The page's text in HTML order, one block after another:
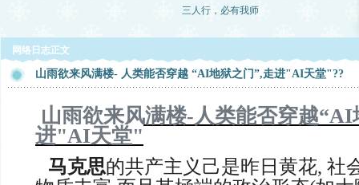
三人行，必有我师
网络日志正文
山雨欲来风满楼- 人类能否穿越 “AI地狱之门”,走进"AI天堂"??
山雨欲来风满楼-人类能否穿越“AI
进"AI天堂"
马克思的共产主义己是昨日黄花, 社